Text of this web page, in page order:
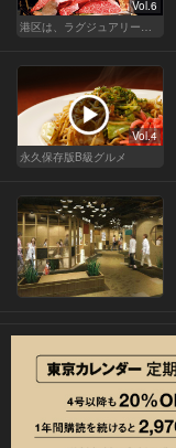
Vol.6
Vol.4
永久保存版B級グルメ